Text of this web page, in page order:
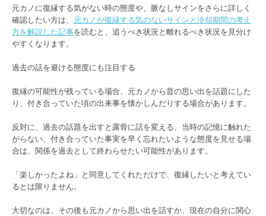
元カノに復縁する気がない時の態度や、脈なしサインをさらに詳しく
確認したい方は、 元カノが復縁する気のないサインと冷却期間の考え
方を解説した記事を読むと、追うべき状況と離れるべき状況を見分け
やすくなります。
過去の話を避ける態度にも注目する
復縁の可能性が残っている場合、元カノから昔の思い出を話題にした
り、付き合っていた頃の出来事を懐かしんだりする場合があります。
反対に、過去の話題を出すと露骨に話を変える、当時の記憶に触れた
がらない、付き合っていた事実を早く忘れたいような態度を見せる場
合は、関係を過去として終わらせたい可能性があります。
「楽しかったよね」と同意してくれただけで、復縁したいと考えてい
るとは限りません。
大切なのは、その後も元カノから思い出を話すか、現在の自分に関心